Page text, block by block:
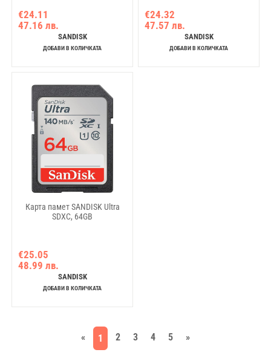
€24.11
47.16 лв.
SANDISK
ДОБАВИ В КОЛИЧКАТА
€24.32
47.57 лв.
SANDISK
ДОБАВИ В КОЛИЧКАТА
Карта памет SANDISK Ultra
SDXC, 64GB
€25.05
48.99 лв.
SANDISK
ДОБАВИ В КОЛИЧКАТА
« 1 2 3 4 5 »